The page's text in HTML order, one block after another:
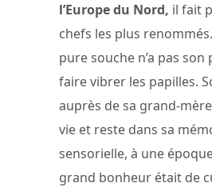
l’Europe du Nord, il fait
chefs les plus
pure souche n’a pas
faire vibrer les papilles.
auprès de sa grand-mère
vie et reste dans sa
sensorielle, à une
grand bonheur était de